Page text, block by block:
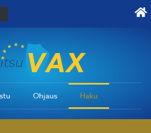
Ohjaus Haku